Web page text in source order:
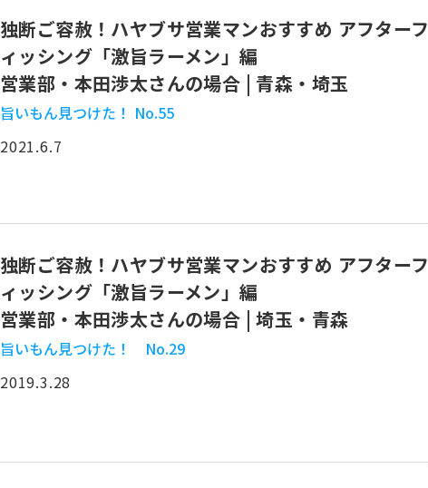
独断ご容赦！ハヤブサ営業マンおすすめ アフターフ
ィッシング「激旨ラーメン」編
営業部・本田渉太さんの場合 | 青森・埼玉
旨いもん見つけた！ No.55
2021.6.7
独断ご容赦！ハヤブサ営業マンおすすめ アフターフ
ィッシング「激旨ラーメン」編
営業部・本田渉太さんの場合 | 埼玉・青森
旨いもん見つけた！ No.29
2019.3.28